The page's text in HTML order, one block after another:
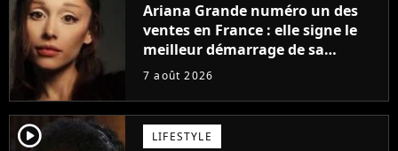
Ariana Grande numéro un des
ventes en France : elle signe le
meilleur démarrage de sa
carrière avec son album Petal
7 août 2026
player2 LIFESTYLE